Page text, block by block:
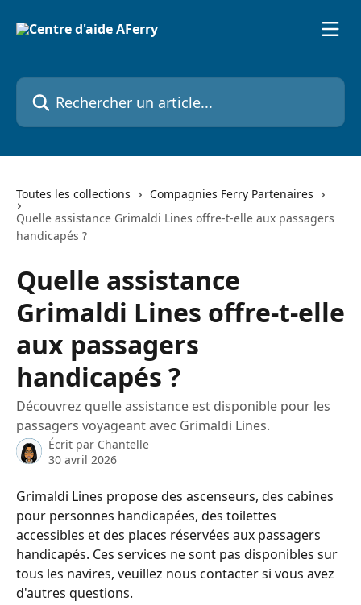
Rechercher un article...
Toutes les collections
Compagnies Ferry Partenaires
Quelle assistance Grimaldi Lines offre-t-elle aux passagers
handicapés ?
Quelle assistance
Grimaldi Lines offre-t-elle
aux passagers
handicapés ?
Découvrez quelle assistance est disponible pour les
passagers voyageant avec Grimaldi Lines.
Écrit par Chantelle
30 avril 2026
Grimaldi Lines propose des ascenseurs, des cabines
pour personnes handicapées, des toilettes
accessibles et des places réservées aux passagers
handicapés. Ces services ne sont pas disponibles sur
tous les navires, veuillez nous contacter si vous avez
d'autres questions.